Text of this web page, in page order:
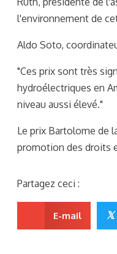
l'environnement de
Aldo Soto,
"Ces prix sont très
hydroélectriques en
niveau aussi élevé."
Le prix Bartolome de
promotion des droits
Partagez ceci :
E-mail 𝕏